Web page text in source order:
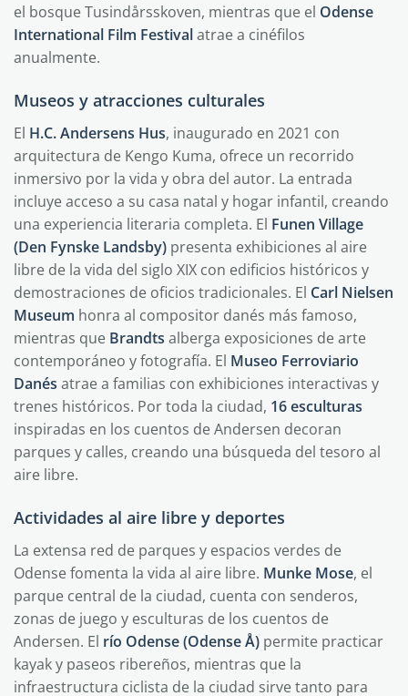
el bosque Tusindårsskoven, mientras que el Odense
International Film Festivalatrae a cinéfilos
anualmente.
Museos y atracciones culturales
El H.C. Andersens Hus, inaugurado en 2021 con
arquitectura de Kengo Kuma, ofrece un recorrido
inmersivo por la vida y obra del autor. La entrada
incluye acceso a su casa natal y hogar infantil, creando
una experiencia literaria completa. El Funen Village
(Den Fynske Landsby) presenta exhibiciones al aire
libre de la vida del siglo XIX con edificios históricos y
demostraciones de oficios tradicionales. El Carl Nielsen
Museum honra al compositor danés más famoso,
mientras que Brandts alberga exposiciones de arte
contemporáneo y fotografía. El Museo Ferroviario
Danés atrae a familias con exhibiciones interactivas y
trenes históricos. Por toda la ciudad, 16 esculturas
inspiradas en los cuentos de Andersen decoran
parques y calles, creando una búsqueda del tesoro al
aire libre.
Actividades al aire libre y deportes
La extensa red de parques y espacios verdes de
Odense fomenta la vida al aire libre. Munke Mose, el
parque central de la ciudad, cuenta con senderos,
zonas de juego y esculturas de los cuentos de
Andersen. El río Odense (Odense Å) permite practicar
kayak y paseos ribereños, mientras que la
infraestructura ciclista de la ciudad sirve tanto para